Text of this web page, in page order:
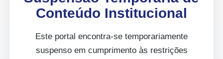
Conteúdo Institucional
Este portal encontra-se temporariamente
suspenso em cumprimento às restrições